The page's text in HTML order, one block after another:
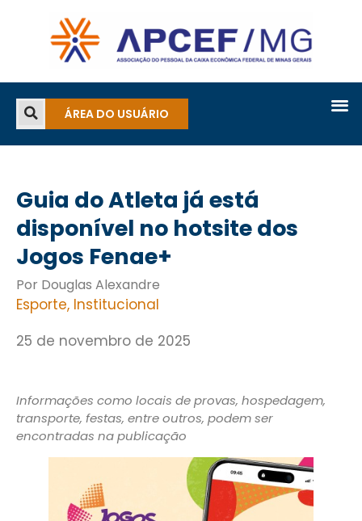
ÁREA DO USUÁRIO
Guia do Atleta já está
disponível no hotsite dos
Jogos Fenae+
Por Douglas Alexandre
Esporte, Institucional
25 de novembro de 2025
Informações como locais de provas, hospedagem,
transporte, festas, entre outros, podem ser
encontradas na publicação